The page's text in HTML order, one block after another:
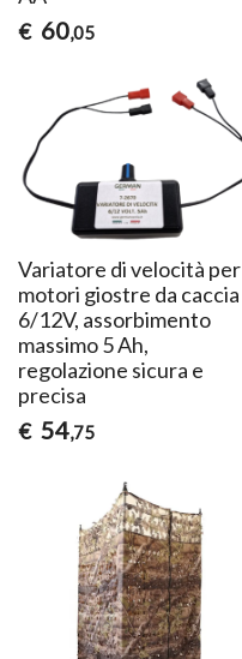
€ 60,05
Variatore di velocità per
motori giostre da caccia
6/12V, assorbimento
massimo 5 Ah,
regolazione sicura e
precisa
€ 54,75